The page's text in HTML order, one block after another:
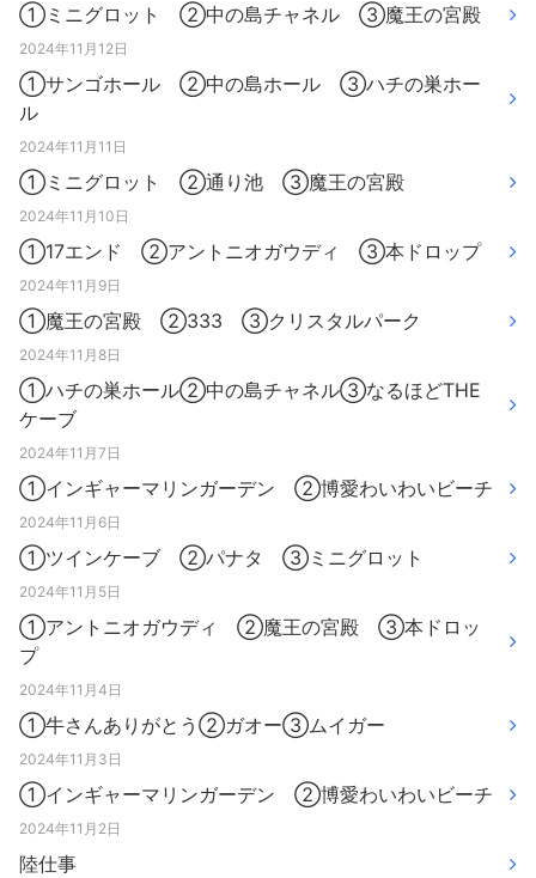
①ミニグロット ②中の島チャネル ③魔王の宮殿
2024年11月12日
①サンゴホール ②中の島ホール ③ハチの巣ホー
ル
2024年11月11日
①ミニグロット ②通り池 ③魔王の宮殿
2024年11月10日
①17エンド ②アントニオガウディ ③本ドロップ
2024年11月9日
①魔王の宮殿 ②333 ③クリスタルパーク
2024年11月8日
①ハチの巣ホール②中の島チャネル③なるほどTHE
ケーブ
2024年11月7日
①インギャーマリンガーデン ②博愛わいわいビーチ
2024年11月6日
①ツインケーブ ②パナタ ③ミニグロット
2024年11月5日
①アントニオガウディ ②魔王の宮殿 ③本ドロッ
プ
2024年11月4日
①牛さんありがとう②ガオー③ムイガー
2024年11月3日
①インギャーマリンガーデン ②博愛わいわいビーチ
2024年11月2日
陸仕事